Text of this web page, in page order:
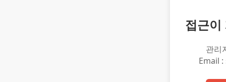
접근이
관리
Email